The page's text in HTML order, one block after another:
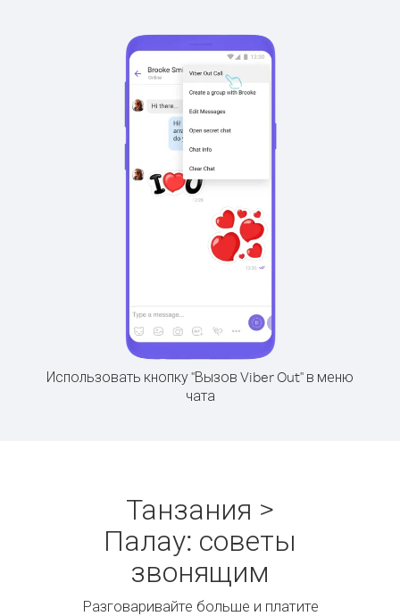
Использовать кнопку "Вызов Viber Out" в меню
чата
Танзания >
Палау: советы
звонящим
Разговаривайте больше и платите